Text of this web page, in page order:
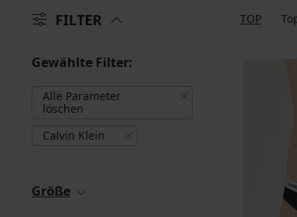
FILTER TOP
Gewählte Filter:
Alle Parameter
löschen
Calvin Klein
Größe